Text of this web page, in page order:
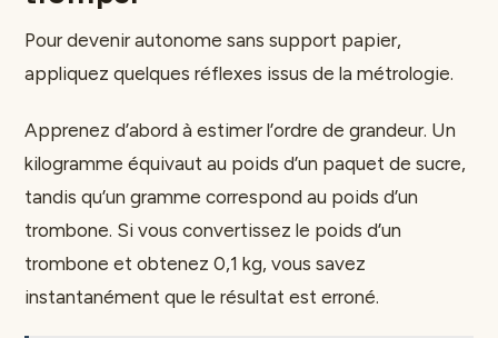
Pour devenir autonome sans support papier,
appliquez quelques réflexes issus de la métrologie.
Apprenez d’abord à estimer l’ordre de grandeur. Un
kilogramme équivaut au poids d’un paquet de sucre,
tandis qu’un gramme correspond au poids d’un
trombone. Si vous convertissez le poids d’un
trombone et obtenez 0,1 kg, vous savez
instantanément que le résultat est erroné.